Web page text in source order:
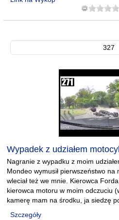
327
Wypadek z udziałem
Nagranie z wypadku z moim
Mondeo wymusił pierwszeństwo
wleciał też we mnie. Kierowca
kierowca motoru w moim odczuciu
kamerę mam na środku, ja siedzę
Szczegóły